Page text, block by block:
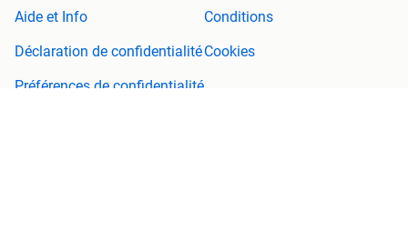
Aide et Info
Conditions
Déclaration de confidentialitéCookies
Préférences de confidentialité